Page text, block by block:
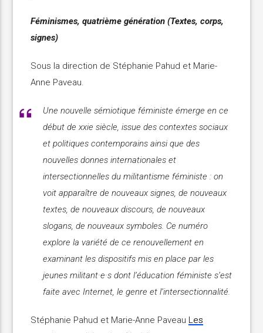
Féminismes, quatrième génération (Textes, corps,
signes)
Sous la direction de Stéphanie Pahud et Marie-
Anne Paveau.
Une nouvelle sémiotique féministe émerge en ce
début de xxie siècle, issue des contextes sociaux
et politiques contemporains ainsi que des
nouvelles donnes internationales et
intersectionnelles du militantisme féministe : on
voit apparaître de nouveaux signes, de nouveaux
textes, de nouveaux discours, de nouveaux
slogans, de nouveaux symboles. Ce numéro
explore la variété de ce renouvellement en
examinant les dispositifs mis en place par les
jeunes militant·e·s dont l’éducation féministe s’est
faite avec Internet, le genre et l’intersectionnalité.
Stéphanie Pahud et Marie-Anne Paveau Les